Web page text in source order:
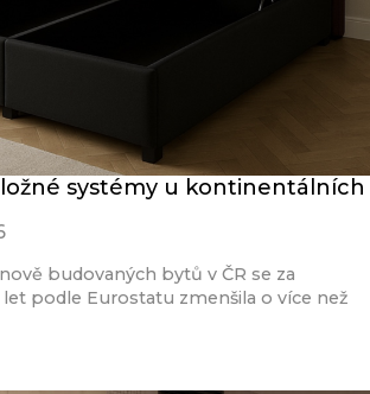
systémy u kontinentálních
budovaných bytů v ČR se za
podle Eurostatu zmenšila o více než